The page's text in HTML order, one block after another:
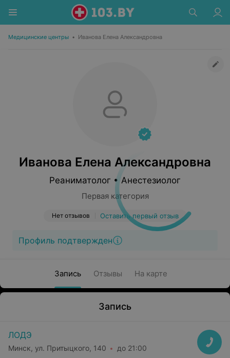
Медицинские центры • Иванова Елена Александровна
Иванова Елена Александровна
Реаниматолог • Анестезиолог
Первая категория
Нет отзывов Оставить первый отзыв
Профиль подтвержден
Запись Отзывы На карте
Запись
ЛОДЭ
Минск, ул. Притыцкого, 140 до 21:00